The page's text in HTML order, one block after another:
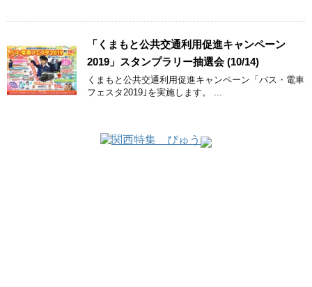
「くまもと公共交通利用促進キャンペーン
2019」スタンプラリー抽選会 (10/14)
くまもと公共交通利用促進キャンペーン「バス・電車
フェスタ2019｣を実施します。 ...